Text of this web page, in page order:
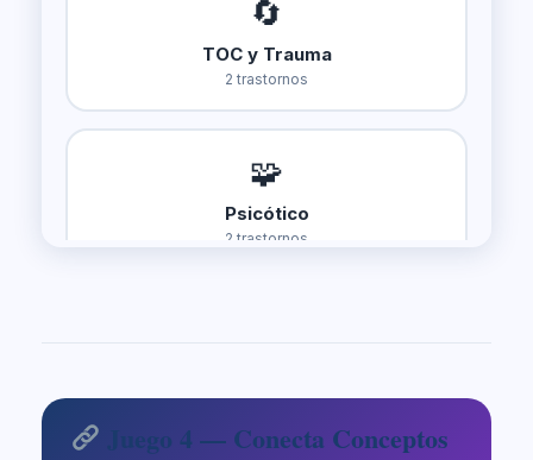
Juego 4 — Conecta Conceptos